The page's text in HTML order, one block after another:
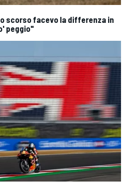
scorso facevo la differenza in
peggio"